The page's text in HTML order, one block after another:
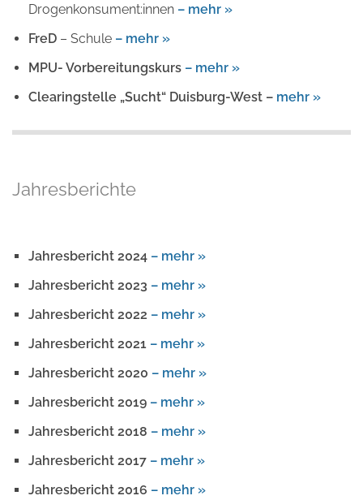
Drogenkonsument:innen – mehr »
FreD – Schule – mehr »
MPU- Vorbereitungskurs – mehr »
Clearingstelle „Sucht“ Duisburg-West – mehr »
Jahresberichte
Jahresbericht 2024 – mehr »
Jahresbericht 2023 – mehr »
Jahresbericht 2022 – mehr »
Jahresbericht 2021 – mehr »
Jahresbericht 2020 – mehr »
Jahresbericht 2019 – mehr »
Jahresbericht 2018 – mehr »
Jahresbericht 2017 – mehr »
Jahresbericht 2016 – mehr »